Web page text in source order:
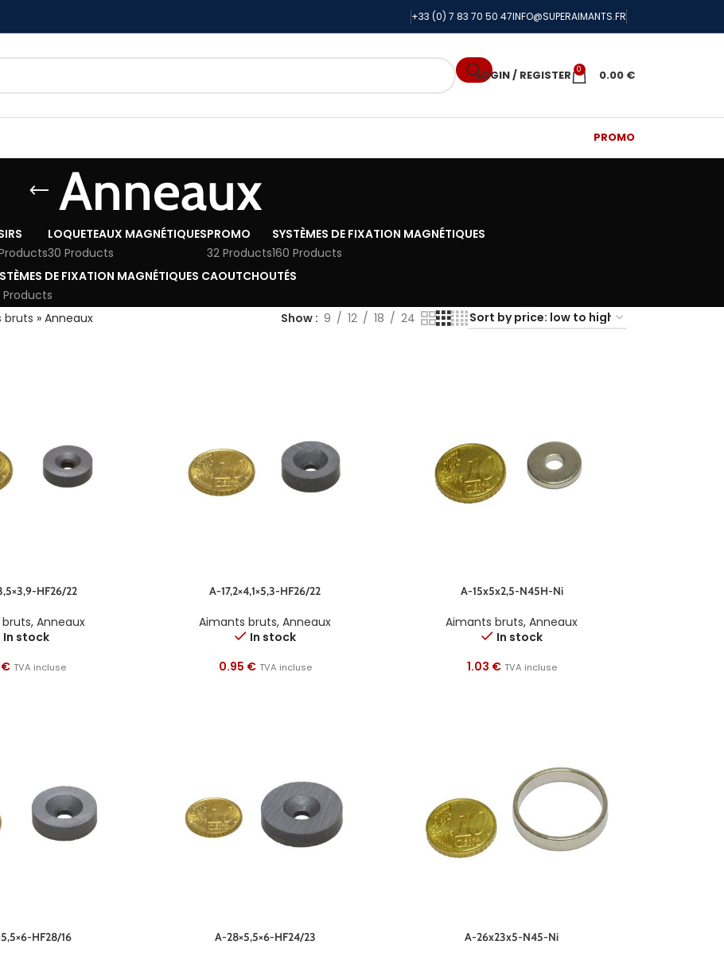
+33 (0) 7 83 70 50 47INFO@SUPERAIMANTS.FR
LOGIN / REGISTER 0 0.00 €
PROMO
Anneaux
LOQUETEAUX MAGNÉTIQUES
30 Products
PROMO
32 Products
SYSTÈMES DE FIXATION MAGNÉTIQUES
160 Products
DE FIXATION MAGNÉTIQUES CAOUTCHOUTÉS
Products
bruts » Anneaux Show 9 12 18 24
HF26/22
, Anneaux
In stock
€ TVA incluse
A-17,2×4,1×5,3-HF26/22
Aimants bruts,Anneaux
In stock
0.95 € TVA incluse
A-15x5x2,5-N45H-Ni
Aimants bruts,Anneaux
In stock
1.03 € TVA incluse
HF28/16 A-28×5,5×6-HF24/23 A-26x23x5-N45-Ni